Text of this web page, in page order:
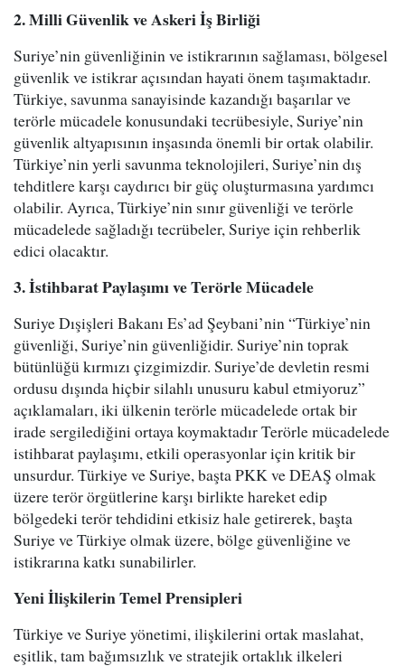
2. Milli Güvenlik ve Askeri İş Birliği
Suriye’nin güvenliğinin ve istikrarının sağlaması, bölgesel
güvenlik ve istikrar açısından hayati önem taşımaktadır.
Türkiye, savunma sanayisinde kazandığı başarılar ve
terörle mücadele konusundaki tecrübesiyle, Suriye’nin
güvenlik altyapısının inşasında önemli bir ortak olabilir.
Türkiye’nin yerli savunma teknolojileri, Suriye’nin dış
tehditlere karşı caydırıcı bir güç oluşturmasına yardımcı
olabilir. Ayrıca, Türkiye’nin sınır güvenliği ve terörle
mücadelede sağladığı tecrübeler, Suriye için rehberlik
edici olacaktır.
3. İstihbarat Paylaşımı ve Terörle Mücadele
Suriye Dışişleri Bakanı Es’ad Şeybani’nin “Türkiye’nin
güvenliği, Suriye’nin güvenliğidir. Suriye’nin toprak
bütünlüğü kırmızı çizgimizdir. Suriye’de devletin resmi
ordusu dışında hiçbir silahlı unusuru kabul etmiyoruz”
açıklamaları, iki ülkenin terörle mücadelede ortak bir
irade sergilediğini ortaya koymaktadır Terörle mücadelede
istihbarat paylaşımı, etkili operasyonlar için kritik bir
unsurdur. Türkiye ve Suriye, başta PKK ve DEAŞ olmak
üzere terör örgütlerine karşı birlikte hareket edip
bölgedeki terör tehdidini etkisiz hale getirerek, başta
Suriye ve Türkiye olmak üzere, bölge güvenliğine ve
istikrarına katkı sunabilirler.
Yeni İlişkilerin Temel Prensipleri
Türkiye ve Suriye yönetimi, ilişkilerini ortak maslahat,
eşitlik, tam bağımsızlık ve stratejik ortaklık ilkeleri